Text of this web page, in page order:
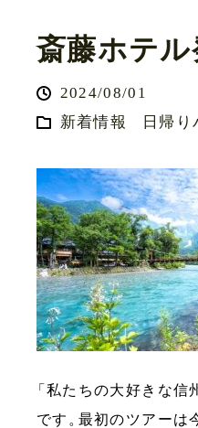
斎藤ホテル
2024/08/01
新着情報
日帰り
「 私たちの大好きな信
です 。最初のツアーは